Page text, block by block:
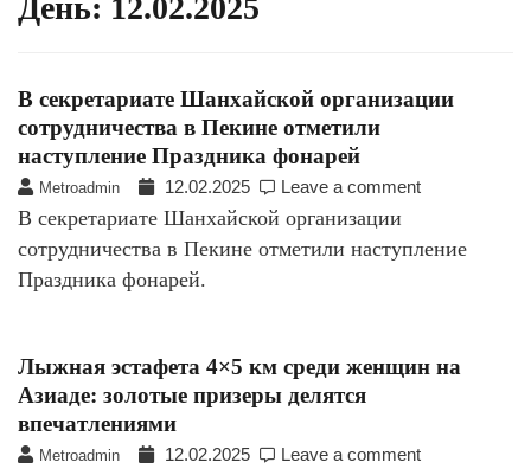
День: 12.02.2025
В cекретариате Шанхайской организации
сотрудничества в Пекине отметили
наступление Праздника фонарей
Metroadmin 12.02.2025 Leave a comment
В cекретариате Шанхайской организации
сотрудничества в Пекине отметили наступление
Праздника фонарей.
Лыжная эстафета 4×5 км среди женщин на
Азиаде: золотые призеры делятся
впечатлениями
Metroadmin 12.02.2025 Leave a comment